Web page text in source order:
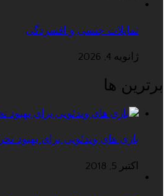
تمایلات جنسی و افسردگی
ژانویه 4, 2026
برترین ها
بازی های ویدئویی برای بهبود
اکتبر 5, 2018